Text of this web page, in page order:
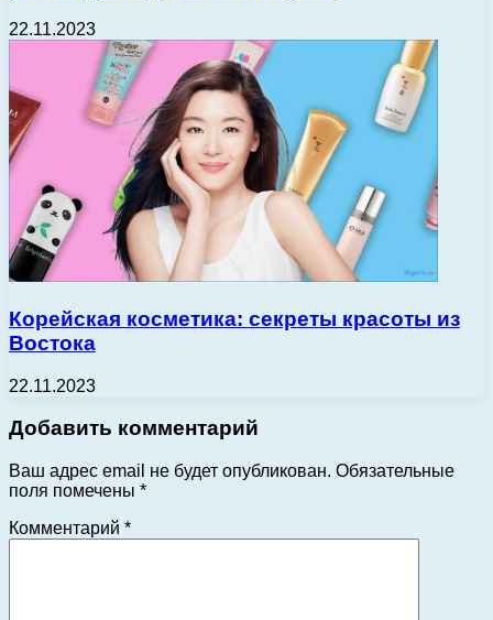
22.11.2023
Корейская косметика: секреты красоты из
Востока
22.11.2023
Добавить комментарий
Ваш адрес email не будет опубликован. Обязательные
поля помечены *
Комментарий *